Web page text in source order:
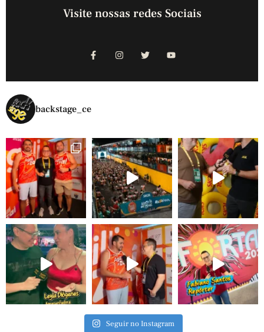
Visite nossas redes Sociais
backstage_ce
Seguir no Instagram